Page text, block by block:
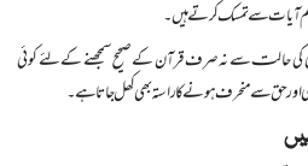
آیات سے تمسک کرتے ہیں۔
کی حالت سے نہ صرف قرآن کے صحیح سمجھنے کے لئے کوئی
اور حق سے منحرف ہونے کا راستہ بھی کھل جاتا ہے۔